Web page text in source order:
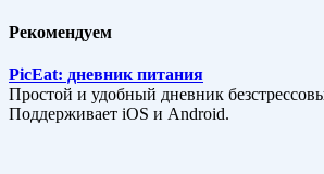
Рекомендуем
PicEat: дневник питания
Простой и удобный дневник
Поддерживает iOS и Android.